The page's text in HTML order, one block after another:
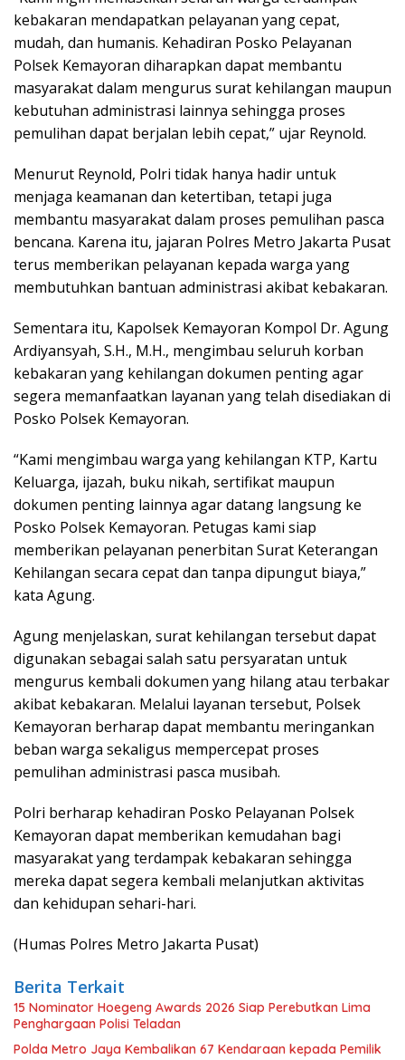
kebakaran mendapatkan pelayanan yang cepat,
mudah, dan humanis. Kehadiran Posko Pelayanan
Polsek Kemayoran diharapkan dapat membantu
masyarakat dalam mengurus surat kehilangan maupun
kebutuhan administrasi lainnya sehingga proses
pemulihan dapat berjalan lebih cepat,” ujar Reynold.
Menurut Reynold, Polri tidak hanya hadir untuk
menjaga keamanan dan ketertiban, tetapi juga
membantu masyarakat dalam proses pemulihan pasca
bencana. Karena itu, jajaran Polres Metro Jakarta Pusat
terus memberikan pelayanan kepada warga yang
membutuhkan bantuan administrasi akibat kebakaran.
Sementara itu, Kapolsek Kemayoran Kompol Dr. Agung
Ardiyansyah, S.H., M.H., mengimbau seluruh korban
kebakaran yang kehilangan dokumen penting agar
segera memanfaatkan layanan yang telah disediakan di
Posko Polsek Kemayoran.
“Kami mengimbau warga yang kehilangan KTP, Kartu
Keluarga, ijazah, buku nikah, sertifikat maupun
dokumen penting lainnya agar datang langsung ke
Posko Polsek Kemayoran. Petugas kami siap
memberikan pelayanan penerbitan Surat Keterangan
Kehilangan secara cepat dan tanpa dipungut biaya,”
kata Agung.
Agung menjelaskan, surat kehilangan tersebut dapat
digunakan sebagai salah satu persyaratan untuk
mengurus kembali dokumen yang hilang atau terbakar
akibat kebakaran. Melalui layanan tersebut, Polsek
Kemayoran berharap dapat membantu meringankan
beban warga sekaligus mempercepat proses
pemulihan administrasi pasca musibah.
Polri berharap kehadiran Posko Pelayanan Polsek
Kemayoran dapat memberikan kemudahan bagi
masyarakat yang terdampak kebakaran sehingga
mereka dapat segera kembali melanjutkan aktivitas
dan kehidupan sehari-hari.
(Humas Polres Metro Jakarta Pusat)
Berita Terkait
15 Nominator Hoegeng Awards 2026 Siap Perebutkan Lima
Penghargaan Polisi Teladan
Polda Metro Jaya Kembalikan 67 Kendaraan kepada Pemilik